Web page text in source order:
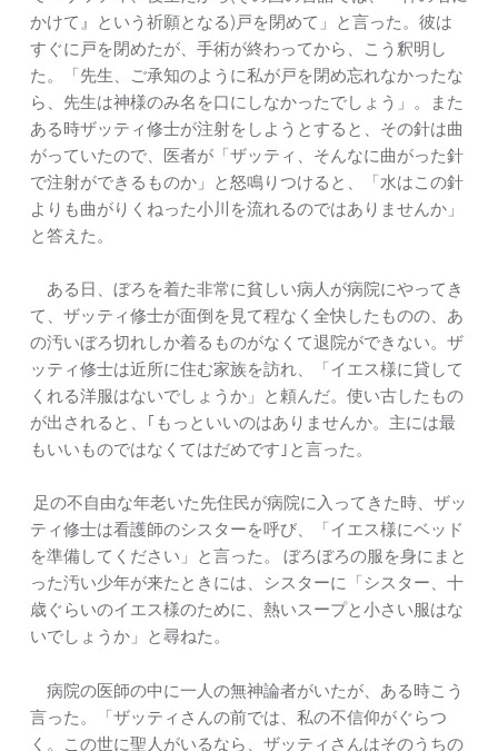
かけて』という祈願となる)戸を閉めて」と言った。彼は
すぐに戸を閉めたが、手術が終わってから、こう釈明し
た。「先生、ご承知のように私が戸を閉め忘れなかったな
ら、先生は神様のみ名を口にしなかったでしょう」。また
ある時ザッティ修士が注射をしようとすると、その針は曲
がっていたので、医者が「ザッティ、そんなに曲がった針
で注射ができるものか」と怒鳴りつけると、「水はこの針
よりも曲がりくねった小川を流れるのではありませんか」
と答えた。
ある日、ぼろを着た非常に貧しい病人が病院にやってき
て、ザッティ修士が面倒を見て程なく全快したものの、あ
の汚いぼろ切れしか着るものがなくて退院ができない。ザ
ッティ修士は近所に住む家族を訪れ、「イエス様に貸して
くれる洋服はないでしょうか」と頼んだ。使い古したもの
が出されると、｢もっといいのはありませんか。主には最
もいいものではなくてはだめです｣と言った。
足の不自由な年老いた先住民が病院に入ってきた時、ザッ
ティ修士は看護師のシスターを呼び、「イエス様にベッド
を準備してください」と言った。 ぼろぼろの服を身にまと
った汚い少年が来たときには、シスターに「シスター、十
歳ぐらいのイエス様のために、熱いスープと小さい服はな
いでしょうか」と尋ねた。
病院の医師の中に一人の無神論者がいたが、ある時こう
言った。「ザッティさんの前では、私の不信仰がぐらつ
く。この世に聖人がいるなら、ザッティさんはそのうちの